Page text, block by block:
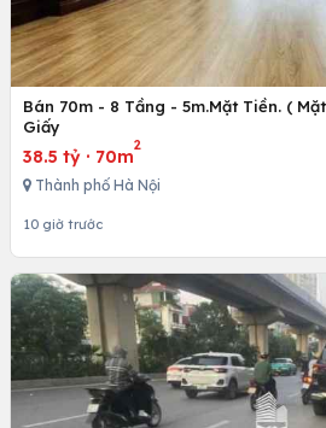
Bán 70m - 8 Tầng - 5m.Mặt Tiền. (
Giấy
38.5 tỷ · 70m
2
Thành phố Hà Nội
10 giờ trước